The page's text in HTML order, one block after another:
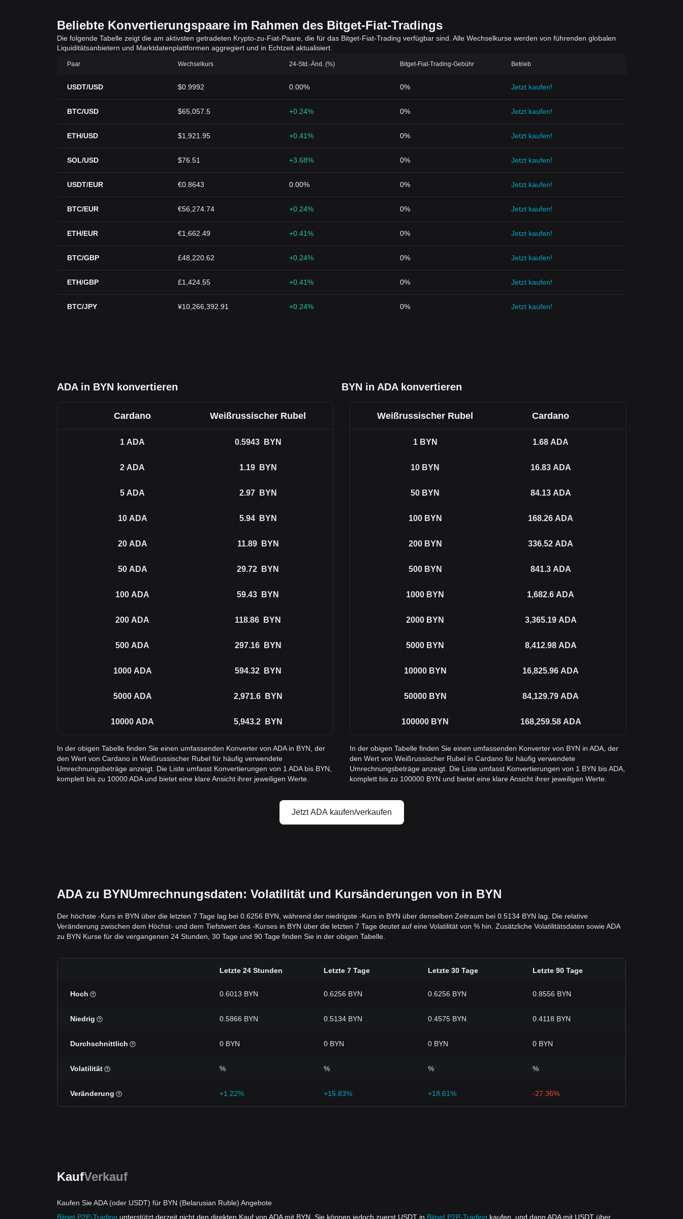
Beliebte Konvertierungspaare im Rahmen des Bitget-Fiat-Tradings
Die folgende Tabelle zeigt die am aktivsten getradeten Krypto-zu-Fiat-Paare, die für das Bitget-Fiat-Trading verfügbar sind. Alle Wechselkurse werden von führenden globalen
Liquiditätsanbietern und Marktdatenplattformen aggregiert und in Echtzeit aktualisiert.
Paar Wechselkurs 24-Std.-Änd. (%) Bitget-Fiat-Trading-Gebühr Betrieb
USDT/USD $0.9992 0.00% 0% Jetzt kaufen!
BTC/USD $65,057.5 +0.24% 0% Jetzt kaufen!
ETH/USD $1,921.95 +0.41% 0% Jetzt kaufen!
SOL/USD $76.51 +3.68% 0% Jetzt kaufen!
USDT/EUR €0.8643 0.00% 0% Jetzt kaufen!
BTC/EUR €56,274.74 +0.24% 0% Jetzt kaufen!
ETH/EUR €1,662.49 +0.41% 0% Jetzt kaufen!
BTC/GBP £48,220.62 +0.24% 0% Jetzt kaufen!
ETH/GBP £1,424.55 +0.41% 0% Jetzt kaufen!
BTC/JPY ¥10,266,392.91 +0.24% 0% Jetzt kaufen!
ADA in BYN konvertieren BYN in ADA konvertieren
Cardano Weißrussischer Rubel
1 ADA 0.5943 BYN
2 ADA 1.19 BYN
5 ADA 2.97 BYN
10 ADA 5.94 BYN
20 ADA 11.89 BYN
50 ADA 29.72 BYN
100 ADA 59.43 BYN
200 ADA 118.86 BYN
500 ADA 297.16 BYN
1000 ADA 594.32 BYN
5000 ADA 2,971.6 BYN
10000 ADA 5,943.2 BYN
In der obigen Tabelle finden Sie einen umfassenden Konverter von ADA in BYN, der
den Wert von Cardano in Weißrussischer Rubel für häufig verwendete
Umrechnungsbeträge anzeigt. Die Liste umfasst Konvertierungen von 1 ADA bis BYN,
komplett bis zu 10000 ADA und bietet eine klare Ansicht ihrer jeweiligen Werte.
Weißrussischer Rubel Cardano
1 BYN 1.68 ADA
10 BYN 16.83 ADA
50 BYN 84.13 ADA
100 BYN 168.26 ADA
200 BYN 336.52 ADA
500 BYN 841.3 ADA
1000 BYN 1,682.6 ADA
2000 BYN 3,365.19 ADA
5000 BYN 8,412.98 ADA
10000 BYN 16,825.96 ADA
50000 BYN 84,129.79 ADA
100000 BYN 168,259.58 ADA
In der obigen Tabelle finden Sie einen umfassenden Konverter von BYN in ADA, der
den Wert von Weißrussischer Rubel in Cardano für häufig verwendete
Umrechnungsbeträge anzeigt. Die Liste umfasst Konvertierungen von 1 BYN bis ADA,
komplett bis zu 100000 BYN und bietet eine klare Ansicht ihrer jeweiligen Werte.
Jetzt ADA kaufen/verkaufen
ADA zu BYNUmrechnungsdaten: Volatilität und Kursänderungen von in BYN
Der höchste -Kurs in BYN über die letzten 7 Tage lag bei 0.6256 BYN, während der niedrigste -Kurs in BYN über denselben Zeitraum bei 0.5134 BYN lag. Die relative
Veränderung zwischen dem Höchst- und dem Tiefstwert des -Kurses in BYN über die letzten 7 Tage deutet auf eine Volatilität von % hin. Zusätzliche Volatilitätsdaten sowie ADA
zu BYN Kurse für die vergangenen 24 Stunden, 30 Tage und 90 Tage finden Sie in der obigen Tabelle.
Letzte 24 Stunden Letzte 7 Tage Letzte 30 Tage Letzte 90 Tage
Hoch 0.6013 BYN 0.6256 BYN 0.6256 BYN 0.8556 BYN
Niedrig 0.5866 BYN 0.5134 BYN 0.4575 BYN 0.4118 BYN
Durchschnittlich 0 BYN 0 BYN 0 BYN 0 BYN
Volatilität % % % %
Veränderung +1.22% +15.83% +18.61% -27.36%
KaufVerkauf
Kaufen Sie ADA (oder USDT) für BYN (Belarusian Ruble) Angebote
Bitget P2P-Trading unterstützt derzeit nicht den direkten Kauf von ADA mit BYN. Sie können jedoch zuerst USDT in Bitget P2P-Trading kaufen, und dann ADA mit USDT über